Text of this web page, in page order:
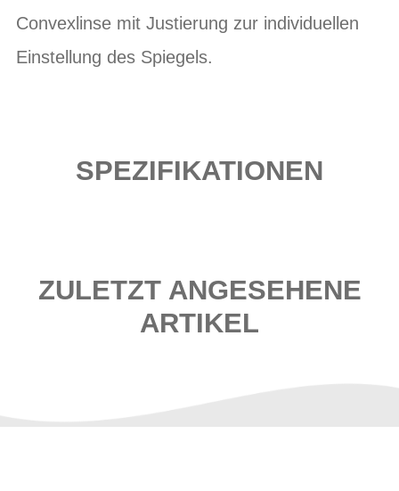
Convexlinse mit Justierung zur individuellen
Einstellung des Spiegels.
SPEZIFIKATIONEN
ZULETZT ANGESEHENE
ARTIKEL